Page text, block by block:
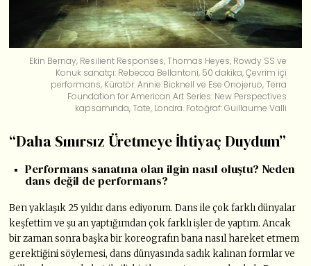
Ekin Bernay, Resilient Responses, Thomas Heyes, Rowdy SS ve
Konuk sanatçı: Rebecca Bellantoni, 50 dakika, Çevrim içi
performans, Küratör: Annie Bicknell ve Ese Onojeruo, Terra
Foundation for American Art Series: New Perspectives
kapsamında, Tate, Londra. Fotoğraf: Guillaume Valli
“Daha Sınırsız Üretmeye İhtiyaç Duydum”
Performans sanatına olan ilgin nasıl oluştu? Neden
dans değil de performans?
Ben yaklaşık 25 yıldır dans ediyorum. Dans ile çok farklı dünyalar
keşfettim ve şu an yaptığımdan çok farklı işler de yaptım. Ancak
bir zaman sonra başka bir koreografın bana nasıl hareket etmem
gerektiğini söylemesi, dans dünyasında sadık kalınan formlar ve